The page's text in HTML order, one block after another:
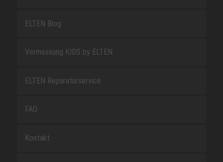
ELTEN Blog
Vermessung KIDS by ELTEN
ELTEN Reparaturservice
FAQ
Kontakt